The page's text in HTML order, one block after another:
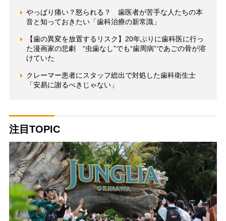
やっぱり痛い？怒られる？ 歯医者が苦手な人たちの本
音と知っておきたい「歯科治療の新常識」
【歯の異変を放置するリスク】20年ぶりに歯科医に行っ
た漫画家の悲劇 “虫歯なし”でも“歯周病”であごの骨が溶
けていた
クレーマー患者にスタッフ総出で対処した歯科衛生士
「安易に謝るべきじゃない」
注目TOPIC